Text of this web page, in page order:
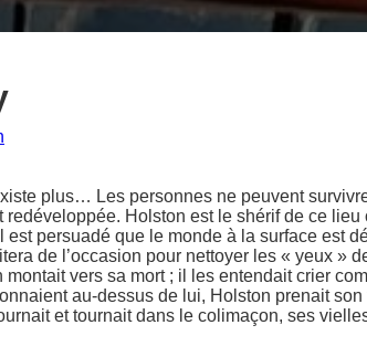
plus… Les personnes ne peuvent
Holston est le shérif de ce
persuadé que le monde à la surface est
de l’occasion pour nettoyer les « yeux »
montait vers sa mort ; il les entendait crier
au-dessus de lui, Holston prenait
et tournait dans le colimaçon, ses